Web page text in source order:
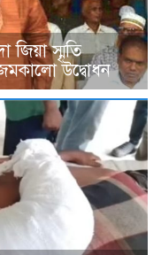
জিয়া স্মৃতি
উদ্বোধন